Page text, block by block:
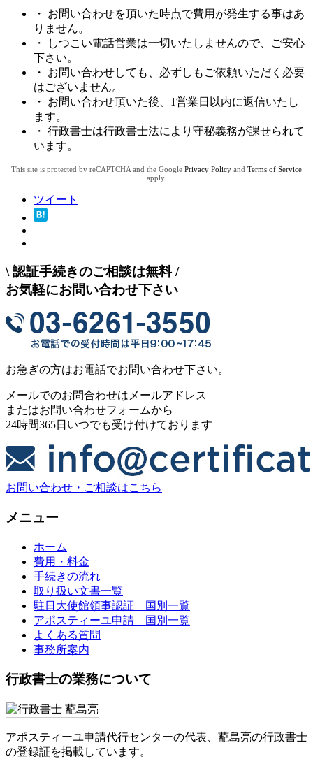
・ お問い合わせを頂いた時点で費用が発生する事はあ
りません。
・ しつこい電話営業は一切いたしませんので、ご安心
下さい。
・ お問い合わせしても、必ずしもご依頼いただく必要
はございません。
・ お問い合わせ頂いた後、1営業日以内に返信いたし
ます。
・ 行政書士は行政書士法により守秘義務が課せられて
います。
This site is protected by reCAPTCHA and the Google Privacy Policy and Terms of Service
apply.
ツイート
\ 認証手続きのご相談は無料/
お気軽にお問い合わせ下さい
お急ぎの方はお電話でお問い合わせ下さい。
メールでのお問合わせはメールアドレス
またはお問い合わせフォームから
24時間365日いつでも受け付けております
お問い合わせ・ご相談はこちら
メニュー
ホーム
費用・料金
手続きの流れ
取り扱い文書一覧
駐日大使館領事認証 国別一覧
アポスティーユ申請 国別一覧
よくある質問
事務所案内
行政書士の業務について
アポスティーユ申請代行センターの代表、蓜島亮の行政書士
の登録証を掲載しています。